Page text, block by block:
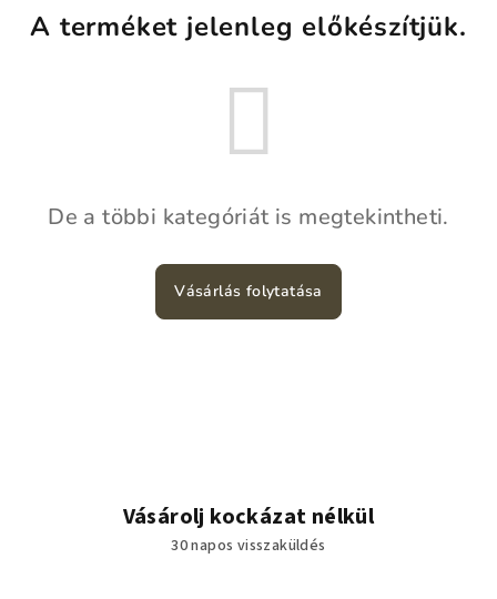
A terméket jelenleg előkészítjük.
De a többi kategóriát is megtekintheti.
Vásárlás folytatása
Vásárolj kockázat nélkül
30 napos visszaküldés